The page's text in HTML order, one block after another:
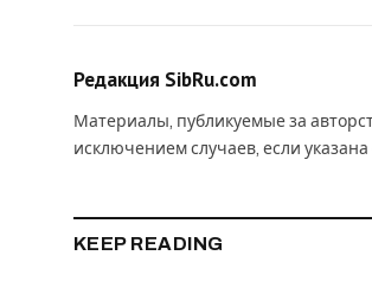
Редакция SibRu.com
Материалы, публикуемые за
исключением случаев, если
KEEP READING